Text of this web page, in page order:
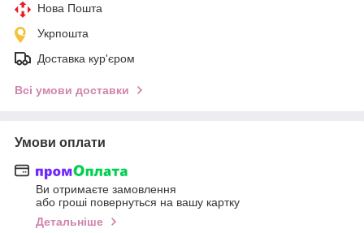
Нова Пошта
Укрпошта
Доставка кур'єром
Всі умови доставки
Умови оплати
Ви отримаєте замовлення
або гроші повернуться на вашу картку
Детальніше